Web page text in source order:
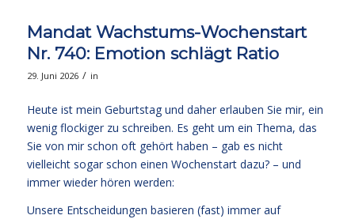
Mandat Wachstums-Wochenstart
Nr. 740: Emotion schlägt Ratio
29. Juni 2026 / in
Heute ist mein Geburtstag und daher erlauben Sie mir, ein
wenig flockiger zu schreiben. Es geht um ein Thema, das
Sie von mir schon oft gehört haben – gab es nicht
vielleicht sogar schon einen Wochenstart dazu? – und
immer wieder hören werden:
Unsere Entscheidungen basieren (fast) immer auf